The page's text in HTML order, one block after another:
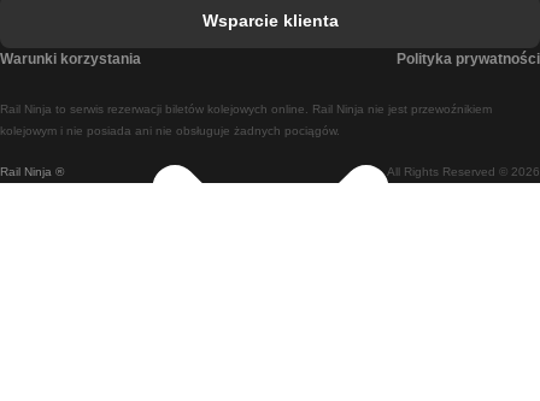
Pociąg Madryt - Lizbona
Pociąg Madryt - Barcelona
Rail Ninja ® All Rights Reserved © 2026
Rail Ninja to serwis rezerwacji biletów kolejowych online. Rail Ninja nie jest przewoźnikiem
kolejowym i nie posiada ani nie obsługuje żadnych pociągów.
Wsparcie klienta
Warunki korzystania Polityka prywatności